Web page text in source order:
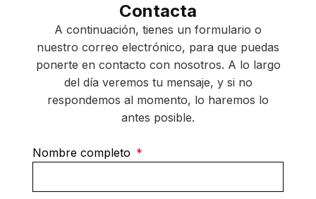
Contacta
A continuación, tienes un formulario o
nuestro correo electrónico, para que puedas
ponerte en contacto con nosotros. A lo largo
del día veremos tu mensaje, y si no
respondemos al momento, lo haremos lo
antes posible.
Nombre completo